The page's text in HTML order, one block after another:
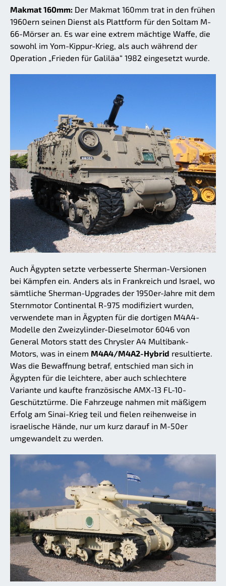
Makmat 160mm: Der Makmat 160mm trat in den frühen
1960ern seinen Dienst als Plattform für den Soltam M-
66-Mörser an. Es war eine extrem mächtige Waffe, die
sowohl im Yom-Kippur-Krieg, als auch während der
Operation „Frieden für Galiläa“ 1982 eingesetzt wurde.
Auch Ägypten setzte verbesserte Sherman-Versionen
bei Kämpfen ein. Anders als in Frankreich und Israel, wo
sämtliche Sherman-Upgrades der 1950er-Jahre mit dem
Sternmotor Continental R-975 modifiziert wurden,
verwendete man in Ägypten für die dortigen M4A4-
Modelle den Zweizylinder-Dieselmotor 6046 von
General Motors statt des Chrysler A4 Multibank-
Motors, was in einem M4A4/M4A2-Hybrid resultierte.
Was die Bewaffnung betraf, entschied man sich in
Ägypten für die leichtere, aber auch schlechtere
Variante und kaufte französische AMX-13 FL-10-
Geschütztürme. Die Fahrzeuge nahmen mit mäßigem
Erfolg am Sinai-Krieg teil und fielen reihenweise in
israelische Hände, nur um kurz darauf in M-50er
umgewandelt zu werden.